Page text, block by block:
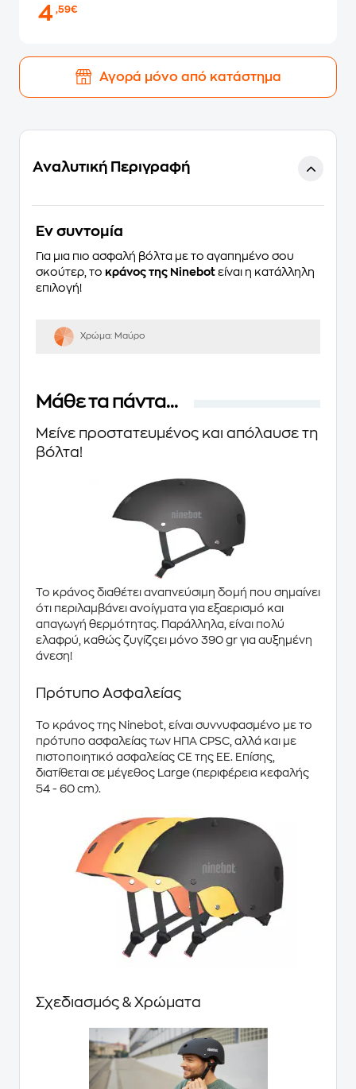
4,59€
Αγορά μόνο από κατάστημα
Αναλυτική Περιγραφή
Eν συντομία
Για μια πιο ασφαλή βόλτα με το αγαπημένο σου
σκούτερ, το κράνος της Ninebot είναι η κατάλληλη
επιλογή!
Χρώμα: Μαύρο
Μάθε τα πάντα...
Μείνε προστατευμένος και απόλαυσε τη
βόλτα!
Το κράνος διαθέτει αναπνεύσιμη δομή που σημαίνει
ότι περιλαμβάνει ανοίγματα για εξαερισμό και
απαγωγή θερμότητας. Παράλληλα, είναι πολύ
ελαφρύ, καθώς ζυγίζςει μόνο 390 gr για αυξημένη
άνεση!
Πρότυπο Ασφαλείας
Το κράνος της Ninebot , είναι συννυφασμένο με το
πρότυπο ασφαλείας των ΗΠΑ CPSC, αλλά και με
πιστοποιητικό ασφαλείας CE της ΕΕ. Επίσης,
διατίθεται σε μέγεθος Large (περιφέρεια κεφαλής
54 - 60 cm).
Σχεδιασμός & Χρώματα